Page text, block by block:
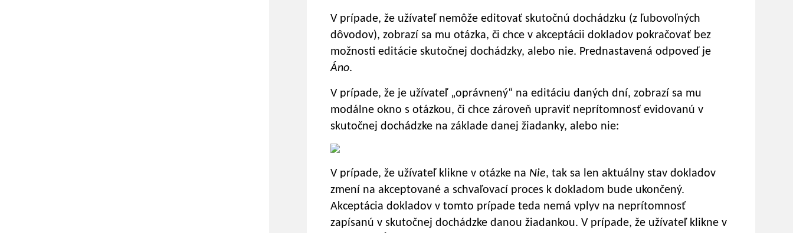
V prípade, že užívateľ nemôže editovať skutočnú dochádzku (z ľubovoľných
dôvodov), zobrazí sa mu otázka, či chce v akceptácii dokladov pokračovať bez
možnosti editácie skutočnej dochádzky, alebo nie. Prednastavená odpoveď je
Áno.
V prípade, že je užívateľ „oprávnený“ na editáciu daných dní, zobrazí sa mu
modálne okno s otázkou, či chce zároveň upraviť neprítomnosť evidovanú v
skutočnej dochádzke na základe danej žiadanky, alebo nie:
V prípade, že užívateľ klikne v otázke na Nie, tak sa len aktuálny stav dokladov
zmení na akceptované a schvaľovací proces k dokladom bude ukončený.
Akceptácia dokladov v tomto prípade teda nemá vplyv na neprítomnosť
zapísanú v skutočnej dochádzke danou žiadankou. V prípade, že užívateľ klikne v